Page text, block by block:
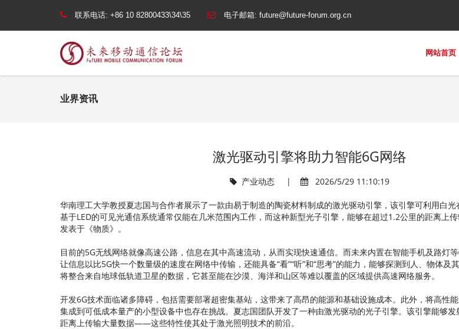
联系电话: +86 10 82800433\34\35 电子邮箱: future@future-forum.org.cn
网站首页
业界资讯
激光驱动引擎将助力智能6G网络
产业动态 | 2026/5/29 11:10:19
华南理工大学教授夏志国与合作者展示了一款由易于制造的陶瓷材料制成的激光驱动引擎，该引擎可利用白
基于LED的可见光通信系统通常仅能在几米范围内工作，而这种新型光子引擎，能够在超过1.2公里的距离上
发表于《物质》。
目前的5G无线网络就像高速公路，信息在其中高速流动，从而实现快速通信。而未来内置在智能手机及路灯
让信息以比5G快一个数量级的速度在网络中传输，还能具备“看”“听”和“思考”的能力，能够探测到人、物体及
将整合来自地球低轨道卫星的数据，它甚至能在沙漠、海洋和山区等难以覆盖的区域提供高速网络服务。
开发6G技术面临诸多障碍，包括需要部署超密集基站，这带来了高昂的能源和基础设施成本。此外，将高性
集成到可低成本量产的小型设备中也存在挑战。夏志国团队开发了一种由激光驱动的光子引擎。该引擎能够
距离上传输大量数据——这些特性使其处于激光照明技术的前沿。